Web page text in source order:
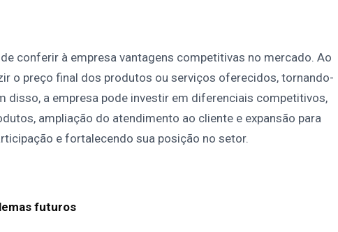
conferir à empresa vantagens competitivas no mercado. Ao
o preço final dos produtos ou serviços oferecidos, tornando-
disso, a empresa pode investir em diferenciais competitivos,
ampliação do atendimento ao cliente e expansão para
e fortalecendo sua posição no setor.
futuros